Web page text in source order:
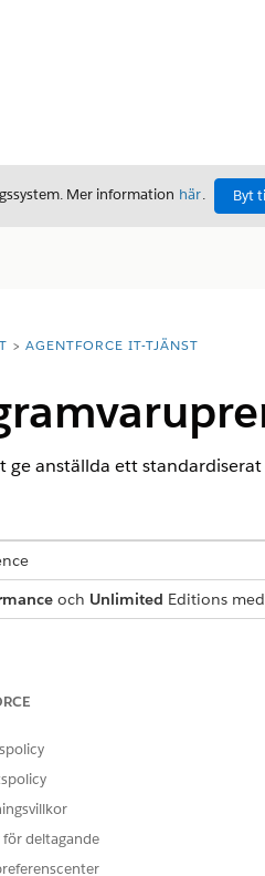
Mer information här. Byt
AGENTFORCE IT-TJÄNST
ge anställda ett
och Unlimited Editions
mall samlar in dessa
program eller den
varaktigheten för
för deltagande